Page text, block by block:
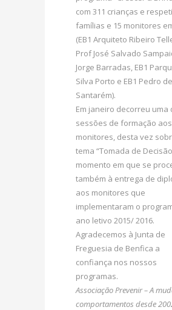
com 311 crianças e
famílias e 15 monitores
(EB1 Arquiteto Ribeiro
Prof José Salvado
Jorge Barradas, EB1
Silva Porto e EB1 Pedro de
Santarém).
Em janeiro decorreu uma
sessões de formação aos
monitores, desta vez
tema “Tomada de
momento em que se
também à entrega de
aos monitores que
implementaram o
ano letivo 2015/ 2016.
Agradecemos à Junta de
Freguesia de Benfica a
confiança nos nossos
programas.
Associação Prevenir – A
comportamentos desde